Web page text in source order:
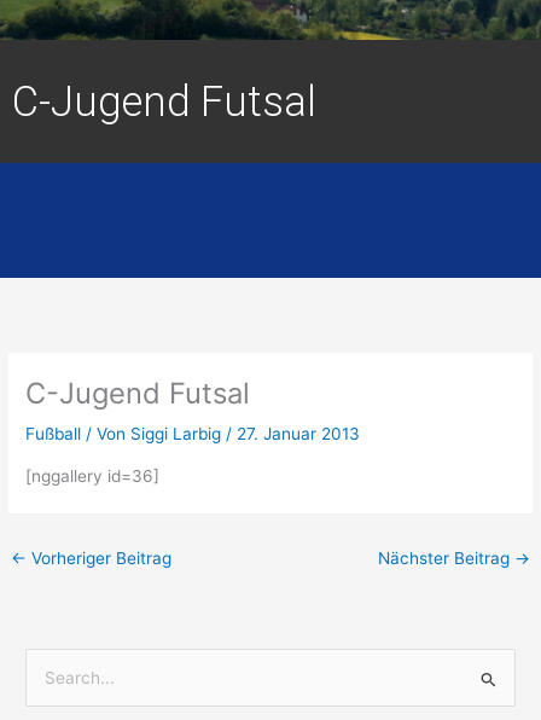
C-Jugend Futsal
C-Jugend Futsal
Fußball / Von Siggi Larbig/ 27. Januar 2013
[nggallery id=36]
← Vorheriger Beitrag Nächster Beitrag →